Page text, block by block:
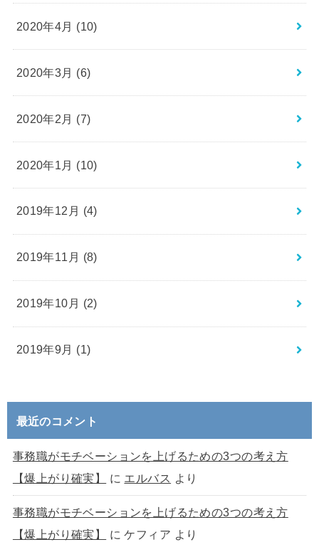
2020年4月 (10)
2020年3月 (6)
2020年2月 (7)
2020年1月 (10)
2019年12月 (4)
2019年11月 (8)
2019年10月 (2)
2019年9月 (1)
最近のコメント
事務職がモチベーションを上げるための3つの考え方
【爆上がり確実】
に エルバス より
事務職がモチベーションを上げるための3つの考え方
【爆上がり確実】
にケフィア より